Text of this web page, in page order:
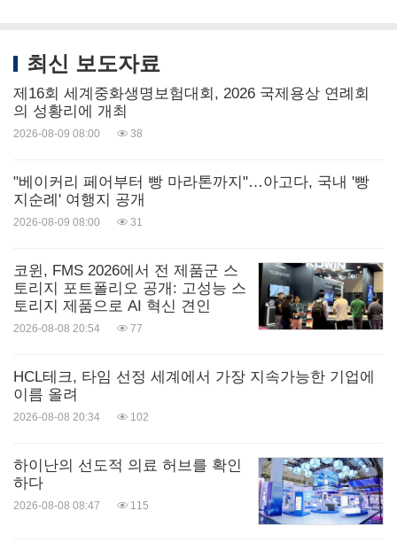
최신 보도자료
제16회 세계중화생명보험대회, 2026 국제용상 연례회
의 성황리에 개최
2026-08-09 08:00 38
"베이커리 페어부터 빵 마라톤까지"…아고다, 국내 '빵
지순례' 여행지 공개
2026-08-09 08:00 31
코윈, FMS 2026에서 전 제품군 스
토리지 포트폴리오 공개: 고성능 스
토리지 제품으로 AI 혁신 견인
2026-08-08 20:54 77
HCL테크, 타임 선정 세계에서 가장 지속가능한 기업에
이름 올려
2026-08-08 20:34 102
하이난의 선도적 의료 허브를 확인
하다
2026-08-08 08:47 115